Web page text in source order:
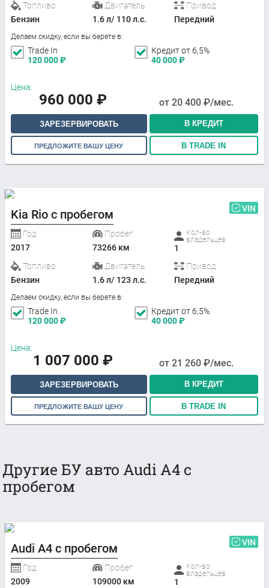
Топливо
Бензин
Двигатель
1.6 л/ 110 л.с.
Привод
Передний
Делаем скидку, если вы берете в:
Trade In
120 000₽
Кредит от 6,5%
40 000₽
Цена:
960 000 ₽ от 20 400 ₽/мес.
ЗАРЕЗЕРВИРОВАТЬ В КРЕДИТ
ПРЕДЛОЖИТЕ ВАШУ ЦЕНУ В TRADE IN
Kia Rio с пробегом VIN
Год
2017
Пробег
73266 км
Кол-во
владельцев
1
Топливо
Бензин
Двигатель
1.6 л/ 123 л.с.
Привод
Передний
Делаем скидку, если вы берете в:
Trade In
120 000₽
Кредит от 6,5%
40 000₽
Цена:
1 007 000 ₽ от 21 260 ₽/мес.
ЗАРЕЗЕРВИРОВАТЬ В КРЕДИТ
ПРЕДЛОЖИТЕ ВАШУ ЦЕНУ В TRADE IN
Другие БУ авто Audi A4 с
пробегом
Audi A4 с пробегом VIN
Год
2009
Пробег
109000 км
Кол-во
владельцев
1